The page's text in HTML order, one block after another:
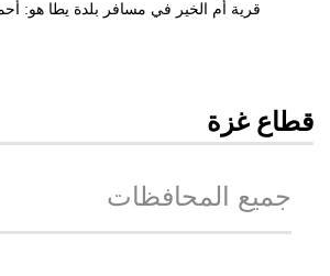
قرية أم الخير في مسافر بلدة يطا هو:
قطاع غزة
جميع المحافظات